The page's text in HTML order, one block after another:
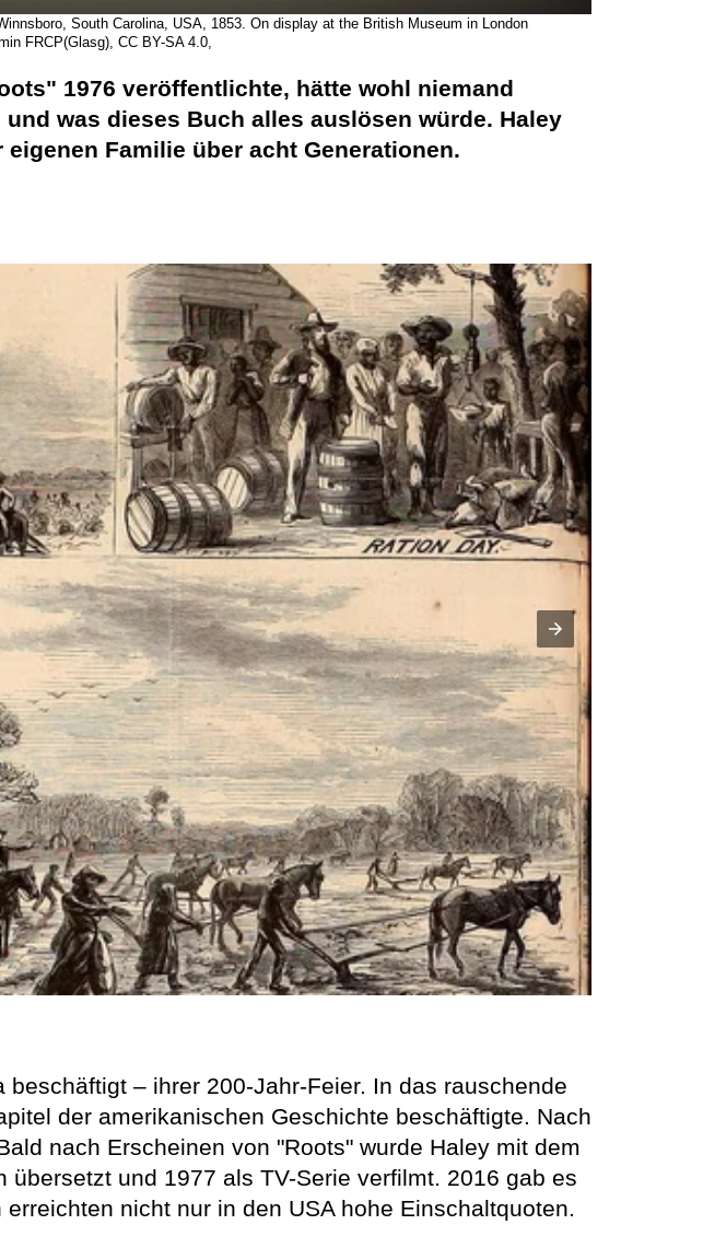
South Carolina, USA, 1853. On display at the British Museum in London
FRCP(Glasg), CC BY-SA 4.0,
1976 veröffentlichte, hätte wohl niemand
was dieses Buch alles auslösen würde. Haley
Familie über acht Generationen.
– ihrer 200-Jahr-Feier. In das rauschende
der amerikanischen Geschichte beschäftigte. Nach
nach Erscheinen von "Roots" wurde Haley mit dem
und 1977 als TV-Serie verfilmt. 2016 gab es
nicht nur in den USA hohe Einschaltquoten.